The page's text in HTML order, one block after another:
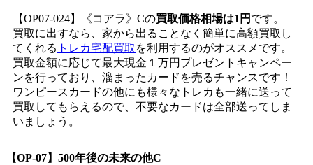
【OP07-024】《コアラ》Cの買取価格相場は1円 です。
買取に出すなら、家から出ることなく簡単に高額買取し
てくれる トレカ宅配買取 を利用するのがオススメです。
買取金額に応じて最大現金１万円プレゼントキャンペー
ンを行っており、溜まったカードを売るチャンスです！
ワンピースカードの他にも様々なトレカも一緒に送って
買取してもらえるので、不要なカードは全部送ってしま
いましょう。
【OP-07】500年後の未来の他C